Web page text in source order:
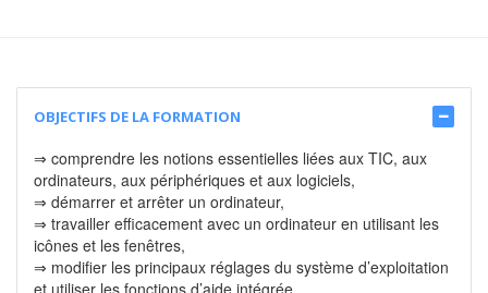
OBJECTIFS DE LA FORMATION
⇒ comprendre les notions essentielles liées aux TIC, aux
ordinateurs, aux périphériques et aux logiciels,
⇒ démarrer et arrêter un ordinateur,
⇒ travailler efficacement avec un ordinateur en utilisant les
icônes et les fenêtres,
⇒ modifier les principaux réglages du système d’exploitation